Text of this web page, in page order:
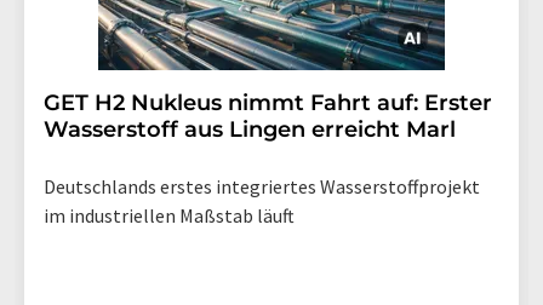
GET H2 Nukleus nimmt Fahrt auf: Erster
Wasserstoff aus Lingen erreicht Marl
Deutschlands erstes integriertes Wasserstoffprojekt
im industriellen Maßstab läuft